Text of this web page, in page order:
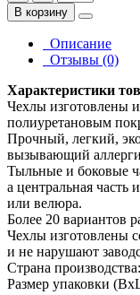
В корзину
Описание
Отзывы (0)
Характеристики
Чехлы изготовлены
полиуретановым
Прочный, легкий,
вызывающий
Тыльные и боковые
а центральная часть
или велюра.
Более 20 вариантов
Чехлы изготовлены
и не нарушают
Страна
Размер упаковки